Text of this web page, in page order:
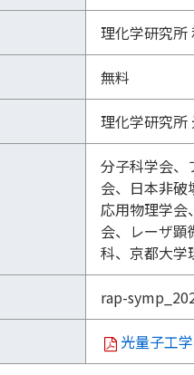
理化学研究所
無料
理化学研究所
分子科学会、
会、日本非破
応用物理学会
会、レーザ顕
科、京都大学
rap-
光量子工